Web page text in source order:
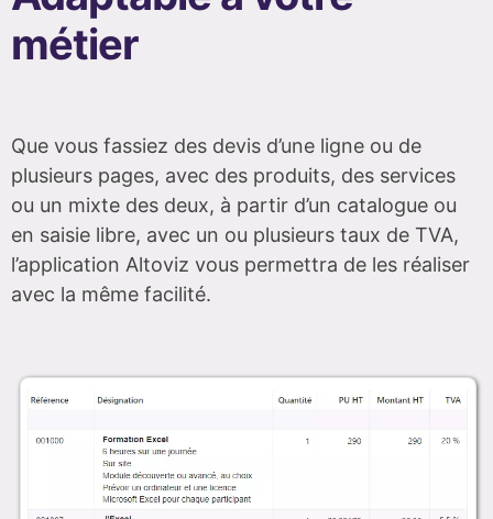
métier
Que vous fassiez des devis d’une ligne ou de
plusieurs pages, avec des produits, des services
ou un mixte des deux, à partir d’un catalogue ou
en saisie libre, avec un ou plusieurs taux de TVA,
l’application Altoviz vous permettra de les réaliser
avec la même facilité.